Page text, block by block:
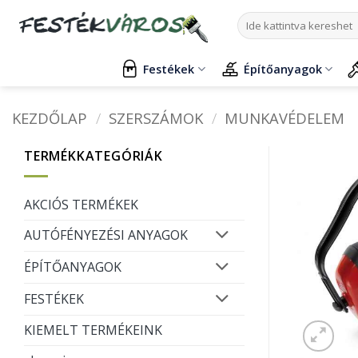
Keresés
a
Festékek Építőanyagok
KEZDŐLAP / SZERSZÁMOK / MUNKAVÉDELEM
TERMÉKKATEGÓRIÁK
AKCIÓS TERMÉKEK
AUTÓFÉNYEZÉSI ANYAGOK
ÉPÍTŐANYAGOK
FESTÉKEK
KIEMELT TERMÉKEINK